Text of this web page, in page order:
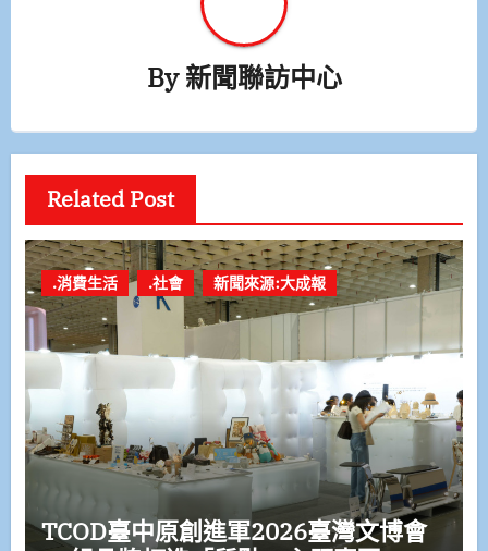
By新聞聯訪中心
Related Post
.消費生活 .社會 新聞來源:大成報
TCOD臺中原創進軍2026臺灣文博會